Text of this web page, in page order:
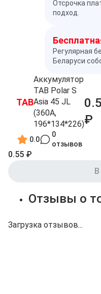
Отсрочка
подход.
Регулярная
Беларуси
TAB
Аккумулятор
TAB Polar S
Asia 45 JL
(360A,
196*134*226)
0.0
0
отзывов
₽
0.55 ₽
В
Отзывы о
Загрузка отзывов...